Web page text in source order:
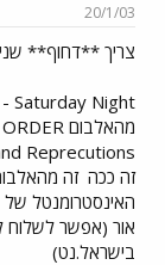
ש
א
ר
20/1/03
צריך **דחוף**
זה ככה
האינסטרומנטל
בישראל.נט)